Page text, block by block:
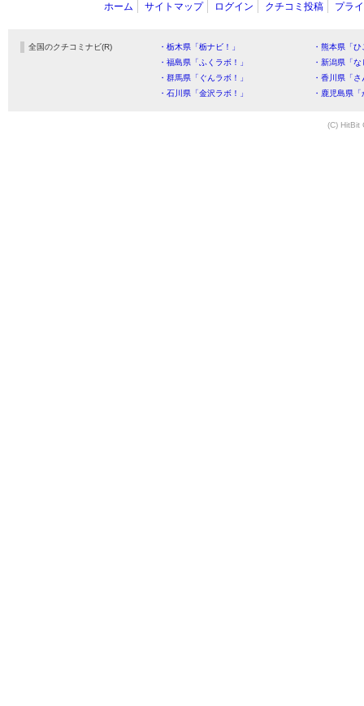
ホーム サイトマップ ログイン クチコミ投稿 プラ
全国のクチコミナビ(R) ・栃木県「栃ナビ！」
・熊本県「
・福島県「ふくラボ！」
・新潟県「
・群馬県「ぐんラボ！」
・香川県「
・石川県「金沢ラボ！」
・鹿児島県
(C) HitBit